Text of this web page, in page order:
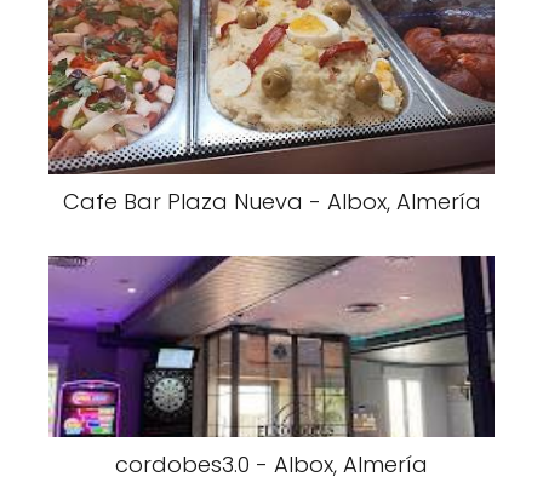
Cafe Bar Plaza Nueva - Albox, Almería
cordobes3.0 - Albox, Almería